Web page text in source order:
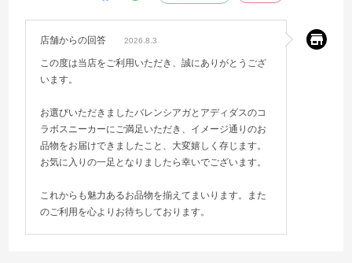
店舗からの回答 2026.8.3
この度は当店をご利用いただき、誠にありがとうござ
います。
お選びいただきましたバレンシアガとアディダスのコ
ラボスニーカーにご満足いただき、イメージ通りのお
品物をお届けできましたこと、大変嬉しく存じます。
お気に入りの一足となりましたら幸いでございます。
これからも魅力あるお品物を揃えてまいります。また
のご利用を心よりお待ちしております。